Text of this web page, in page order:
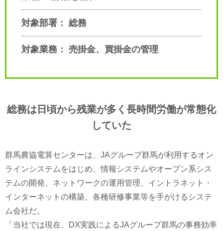
対象部署： 総務
対象業務： 売掛金、買掛金の管理
総務は日頃から残業が多く長時間労働が常態化
していた
群馬農協電算センターは、JAグループ群馬が利用するオン
ラインシステムをはじめ、情報システムやオープン系シス
テムの開発、ネットワークの運用管理、イントラネット・
インターネットの構築、各種研修事業等を手がけるシステ
ム会社だ。
「当社では現在、DX実践によるJAグループ群馬の事務効率